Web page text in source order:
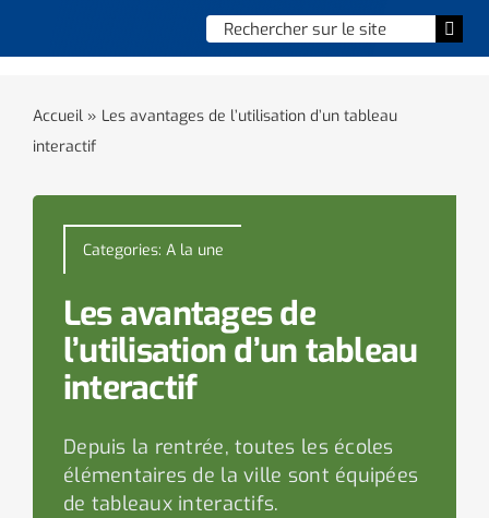
Chercher
:
Vie municipale
Enfance, jeunesse & sports
Culture et loisirs
Social & solidarité
Contacter le maire
Accueil» Les avantages de l’utilisation d’un tableau
interactif
Categories: A la une
Les avantages de
l’utilisation d’un tableau
interactif
Depuis la rentrée, toutes les écoles
élémentaires de la ville sont équipées
de tableaux interactifs.